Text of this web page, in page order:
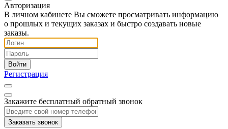
Авторизация
В личном кабинете Вы сможете просматривать информацию
о прошлых и текущих заказах и быстро создавать новые
заказы.
Регистрация
Закажите бесплатный обратный звонок
Заказать звонок